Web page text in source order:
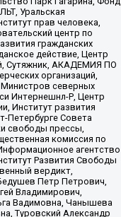
Уральская
прав человека,
центр по
гражданских
действие, Центр
Сутяжник, АКАДЕМИЯ ПО
организаций,
Министров северных
Интернешнл-Р, Центр
Институт развития
Петербурге Совета
свободы прессы,
комиссия по
агентство
Развития Свободы
вердикт,
Петр Петрович,
Владимирович,
Вадимовна, Чанышева
Туровский Александр